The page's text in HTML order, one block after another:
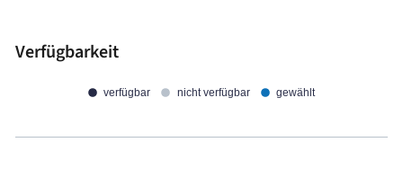
Verfügbarkeit
verfügbar nicht verfügbar gewählt